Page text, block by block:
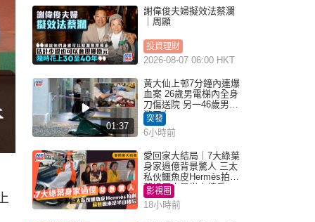
謝偉俊夫婦擬效法蔡瀾
｜周顯
投資理財
2026-08-07 06:00 HKT
01:37
黃大仙上邨7分鐘內連爆
血案 26歲男電梯內全身
刀傷送院 另一46歲男倒
斃平台
突發
6小時前
愛回家大結局｜7大綠葉
身家過億背景驚人 三太
私伙鱷魚皮Hermès拍劇
蘇姐原來是半山樓后
影視圈
18小時前